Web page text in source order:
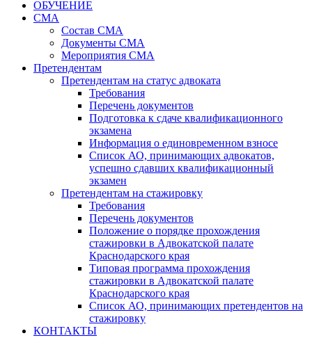
ОБУЧЕНИЕ
СМА
Состав СМА
Документы СМА
Мероприятия СМА
Претендентам
Претендентам на статус адвоката
Требования
Перечень документов
Подготовка к сдаче квалификационного
экзамена
Информация о единовременном взносе
Список АО, принимающих адвокатов,
успешно сдавших квалификационный
экзамен
Претендентам на стажировку
Требования
Перечень документов
Положение о порядке прохождения
стажировки в Адвокатской палате
Краснодарского края
Типовая программа прохождения
стажировки в Адвокатской палате
Краснодарского края
Список АО, принимающих претендентов на
стажировку
КОНТАКТЫ